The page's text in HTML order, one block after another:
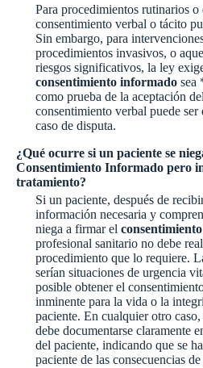
Para procedimientos rutinarios o
consentimiento verbal o tácito
Sin embargo, para
procedimientos invasivos, o
riesgos significativos, la ley
consentimiento informado sea
como prueba de la aceptación
consentimiento verbal puede
caso de disputa.
¿Qué ocurre si un paciente se
Consentimiento Informado pero
tratamiento?
Si un paciente, después de
información necesaria y
niega a firmar el
profesional sanitario no debe
procedimiento que lo requiere.
serían situaciones de urgencia
posible obtener el
inminente para la vida o la
paciente. En cualquier otro
debe documentarse claramente
del paciente, indicando que se
paciente de las consecuencias